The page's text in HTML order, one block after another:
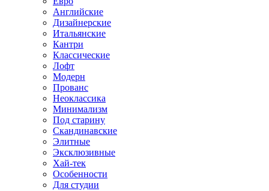
Английские
Дизайнерские
Итальянские
Кантри
Классические
Лофт
Модерн
Прованс
Неоклассика
Минимализм
Под старину
Скандинавские
Элитные
Эксклюзивные
Хай-тек
Особенности
Для студии